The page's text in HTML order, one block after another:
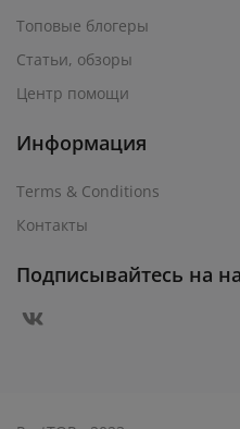
Топовые блогеры
Статьи, обзоры
Центр помощи
Информация
Terms & Conditions
Контакты
Подписывайтесь на